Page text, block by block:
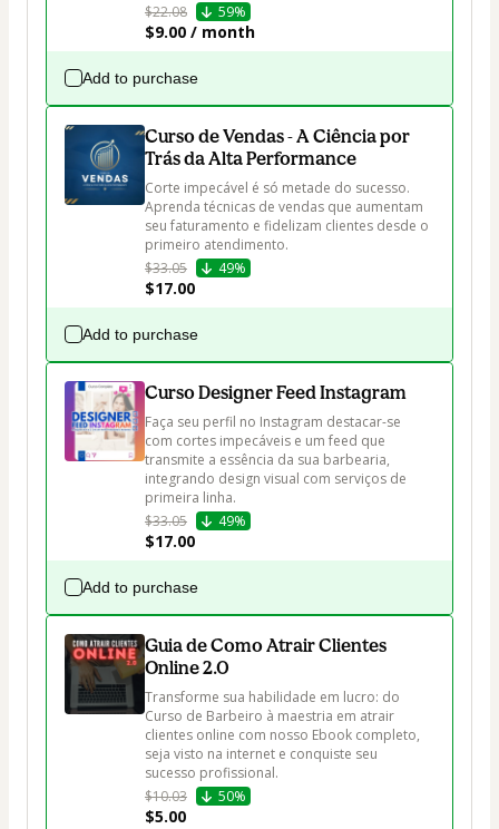
$22.08
59%
$9.00 / month
Add to purchase
Curso de Vendas - A Ciência por
Trás da Alta Performance
Corte impecável é só metade do sucesso.
Aprenda técnicas de vendas que aumentam
seu faturamento e fidelizam clientes desde o
primeiro atendimento.
$33.05
49%
$17.00
Add to purchase
Curso Designer Feed Instagram
Faça seu perfil no Instagram destacar-se
com cortes impecáveis e um feed que
transmite a essência da sua barbearia,
integrando design visual com serviços de
primeira linha.
$33.05
49%
$17.00
Add to purchase
Guia de Como Atrair Clientes
Online 2.0
Transforme sua habilidade em lucro: do
Curso de Barbeiro à maestria em atrair
clientes online com nosso Ebook completo,
seja visto na internet e conquiste seu
sucesso profissional.
$10.03
50%
$5.00